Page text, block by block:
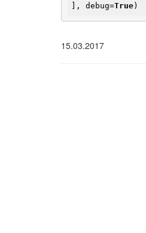
], debug=True)
15.03.2017